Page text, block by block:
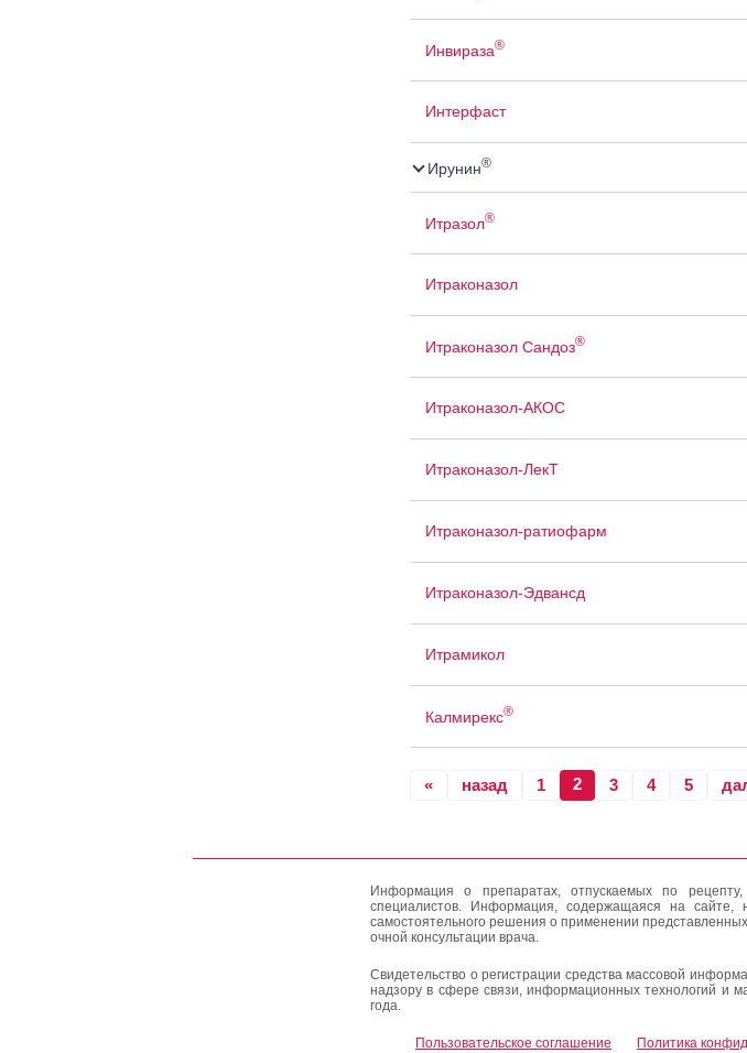
Инвираза®
Интерфаст
Ирунин®
Итразол®
Итраконазол
Итраконазол Сандоз®
Итраконазол-АКОС
Итраконазол-ЛекТ
Итраконазол-ратиофарм
Итраконазол-Эдвансд
Итрамикол
Калмирекс®
« назад 1 2 3 4 5
Информация о препаратах, отпускаемых по
специалистов. Информация, содержащаяся на сайте,
самостоятельного решения о применении
очной консультации врача.
Свидетельство о регистрации средства массовой
надзору в сфере связи, информационных технологий и
года.
Пользовательское соглашение Политика